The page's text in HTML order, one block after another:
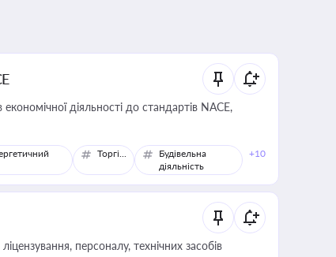
діяльності до стандартів NACE,
Торгівля
Будівельна
діяльність
+10
персоналу, технічних засобів